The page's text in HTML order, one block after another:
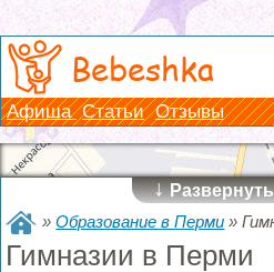
Bebeshka
Афиша Статьи Отзывы
↓
»Образование в Перми »
Гимназии в Перми